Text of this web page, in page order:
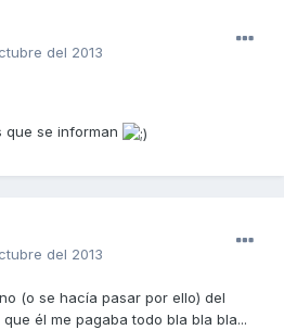
del 2013
que se informan
del 2013
(o se hacía pasar por ello) del
él me pagaba todo bla bla bla...